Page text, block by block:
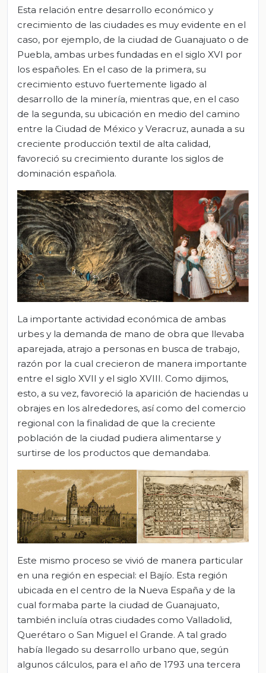
Esta relación entre desarrollo económico y
crecimiento de las ciudades es muy evidente en el
caso, por ejemplo, de la ciudad de Guanajuato o de
Puebla, ambas urbes fundadas en el siglo XVI por
los españoles. En el caso de la primera, su
crecimiento estuvo fuertemente ligado al
desarrollo de la minería, mientras que, en el caso
de la segunda, su ubicación en medio del camino
entre la Ciudad de México y Veracruz, aunada a su
creciente producción textil de alta calidad,
favoreció su crecimiento durante los siglos de
dominación española.
La importante actividad económica de ambas
urbes y la demanda de mano de obra que llevaba
aparejada, atrajo a personas en busca de trabajo,
razón por la cual crecieron de manera importante
entre el siglo XVII y el siglo XVIII. Como dijimos,
esto, a su vez, favoreció la aparición de haciendas u
obrajes en los alrededores, así como del comercio
regional con la finalidad de que la creciente
población de la ciudad pudiera alimentarse y
surtirse de los productos que demandaba.
Este mismo proceso se vivió de manera particular
en una región en especial: el Bajío. Esta región
ubicada en el centro de la Nueva España y de la
cual formaba parte la ciudad de Guanajuato,
también incluía otras ciudades como Valladolid,
Querétaro o San Miguel el Grande. A tal grado
había llegado su desarrollo urbano que, según
algunos cálculos, para el año de 1793 una tercera